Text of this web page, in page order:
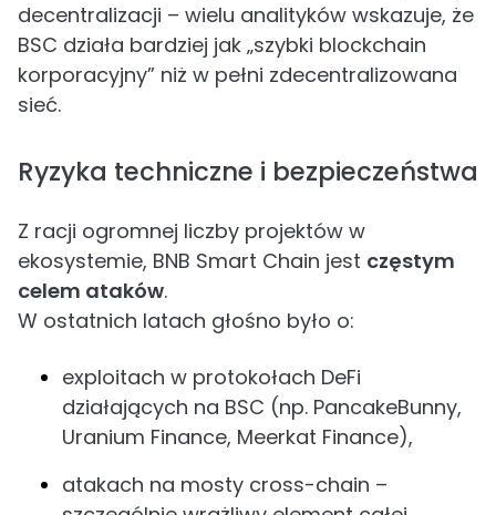
decentralizacji – wielu analityków wskazuje, że
BSC działa bardziej jak „szybki blockchain
korporacyjny” niż w pełni zdecentralizowana
sieć.
Ryzyka techniczne i bezpieczeństwa
Z racji ogromnej liczby projektów w
ekosystemie, BNB Smart Chain jest częstym
celem ataków.
W ostatnich latach głośno było o:
exploitach w protokołach DeFi
działających na BSC (np. PancakeBunny,
Uranium Finance, Meerkat Finance),
atakach na mosty cross-chain –